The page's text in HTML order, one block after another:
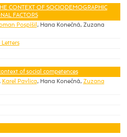
CONTEXT OF SOCIODEMOGRAPHIC
FACTORS
Pospíšil , Hana Konečná, Zuzana
Letters
of social competences
Karel Pavlica, Hana Konečná, Zuzana